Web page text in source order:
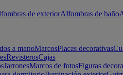
de exteriorAlfombras de baño
a manoMarcosPlacas decorativas
RevisterosCajas
JarronesMarcos de fotosFiguras